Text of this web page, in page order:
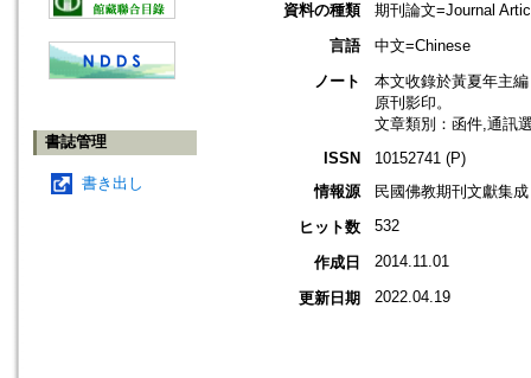
書誌管理
書き出し
資料の種類
期刊論文=Journal
言語
中文=Chinese
ノート
本文收錄於黃夏年主
原刊影印。
文章類別：函件,通訊
ISSN
10152741 (P)
情報源
民國佛教期刊文獻集
ヒット数
532
作成日 2014.11.01
更新日期 2022.04.19